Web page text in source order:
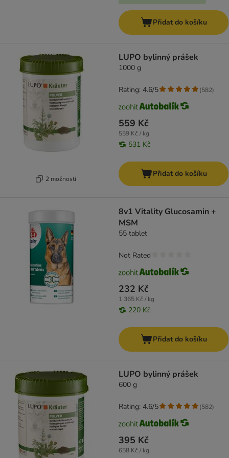
Přidat do košíku
2 možností
LUPO bylinný prášek
1000 g
559 Kč
559 Kč / kg
531 Kč
Rating: 4.6/5 (582)
Přidat do košíku
8v1 Vitality Glucosamin +
MSM
55 tablet
232 Kč
1 365 Kč / kg
220 Kč
Not Rated
Přidat do košíku
LUPO bylinný prášek
600 g
395 Kč
658 Kč / kg
Rating: 4.6/5 (582)